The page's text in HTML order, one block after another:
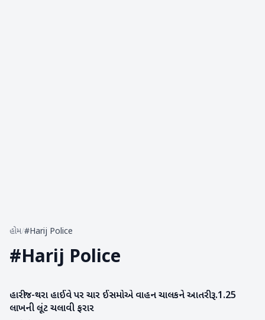
હોમ/#Harij Police
#Harij Police
પાટણ
હારીજ-થરા હાઈવે પર ચાર ઈસમોએ વાહન ચાલકને આતરી રૂ.1.25
લાખની લૂંટ ચલાવી ફરાર